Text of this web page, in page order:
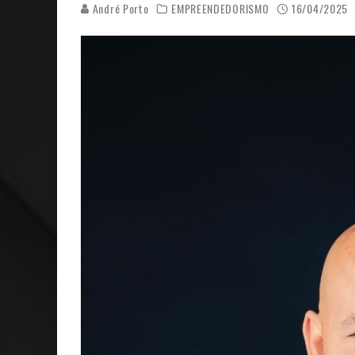
André Porto EMPREENDEDORISMO 16/04/2025